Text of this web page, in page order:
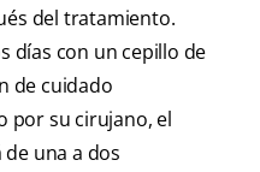
del tratamiento.
días con un cepillo de
de cuidado
por su cirujano, el
una a dos